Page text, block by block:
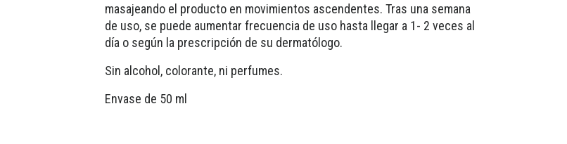
masajeando el producto en movimientos ascendentes. Tras una semana
de uso, se puede aumentar frecuencia de uso hasta llegar a 1- 2 veces al
día o según la prescripción de su dermatólogo.
Sin alcohol, colorante, ni perfumes.
Envase de 50 ml